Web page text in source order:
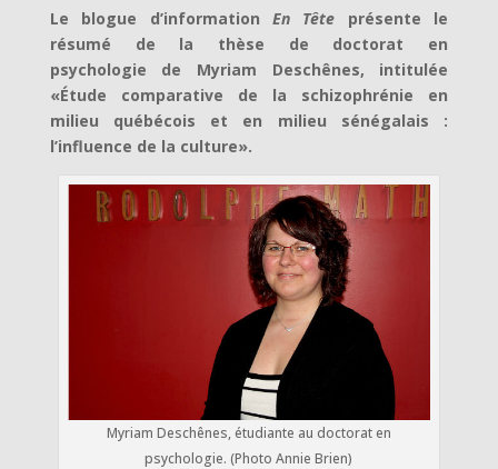
Le blogue d’information En Tête présente le
résumé de la thèse de doctorat en
psychologie de Myriam Deschênes, intitulée
«Étude comparative de la schizophrénie en
milieu québécois et en milieu sénégalais :
l’influence de la culture».
Myriam Deschênes, étudiante au doctorat en
psychologie. (Photo Annie Brien)